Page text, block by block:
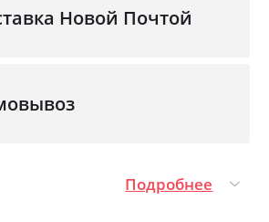
Новой Почтой
Подробнее